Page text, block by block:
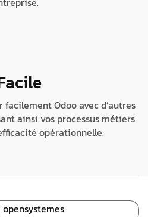
Odoo avec d’autres
ainsi vos processus métiers
opérationnelle.